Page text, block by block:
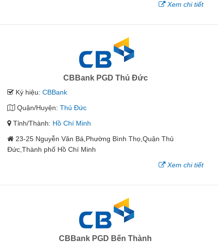
Xem chi tiết
CBBank PGD Thủ Đức
Ký hiệu: CBBank
Quận/Huyện: Thủ Đức
Tỉnh/Thành: Hồ Chí Minh
23-25 Nguyễn Văn Bá,Phường Bình Thọ,Quận Thủ
Đức,Thành phố Hồ Chí Minh
Xem chi tiết
CBBank PGD Bến Thành